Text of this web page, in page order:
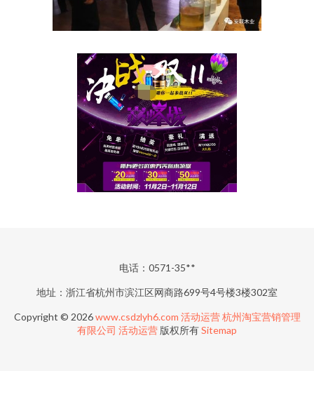
电话：0571-35**
地址：浙江省杭州市滨江区网商路699号4号楼3楼302室
Copyright © 2026www.csdzlyh6.com 活动运营 杭州淘宝营销管理
有限公司 活动运营 版权所有Sitemap